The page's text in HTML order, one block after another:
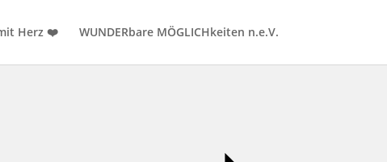
Herz ❤️ WUNDERbare MÖGLICHkeiten n.e.V.